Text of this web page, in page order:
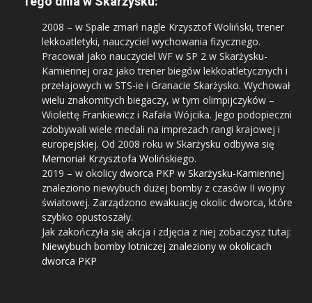
2008 – w Spale zmarł nagle Krzysztof Woliński, trener
lekkoatletyki, nauczyciel wychowania fizycznego.
Pracował jako nauczyciel WF w SP 2 w Skarżysku-
Kamiennej oraz jako trener biegów lekkoatletycznych i
przełajowych w STS-ie i Granacie Skarżysko. Wychował
wielu znakomitych biegaczy, w tym olimpijczyków –
Wiolettę Frankiewicz i Rafała Wójcika. Jego podopieczni
zdobywali wiele medali na imprezach rangi krajowej i
europejskiej. Od 2008 roku w Skarżysku odbywa się
Memoriał Krzysztofa Wolińskiego.
2019 – w okolicy dworca PKP w Skarżysku-Kamiennej
znaleziono niewybuch dużej bomby z czasów II wojny
światowej. Zarządzono ewakuację okolic dworca, które
szybko opustoszały.
Jak zakończyła się akcja i zdjęcia z niej zobaczysz tutaj:
Niewybuch bomby lotniczej znaleziony w okolicach
dworca PKP